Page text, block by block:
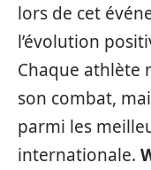
lors de cet
l’évolution
Chaque athlète
son combat,
parmi les
internationale.